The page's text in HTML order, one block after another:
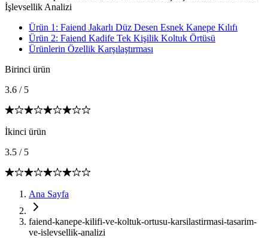
İşlevsellik Analizi
Ürün 1: Faiend Jakarlı Düz Desen Esnek Kanepe Kılıfı
Ürün 2: Faiend Kadife Tek Kişilik Koltuk Örtüsü
Ürünlerin Özellik Karşılaştırması
Birinci ürün
3.6 / 5
İkinci ürün
3.5 / 5
Ana Sayfa
faiend-kanepe-kilifi-ve-koltuk-ortusu-karsilastirmasi-tasarim-
ve-islevsellik-analizi